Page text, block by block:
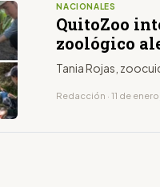
NACIONALES
QuitoZoo
zoológico
Tania Rojas,
Redacción · 11 de